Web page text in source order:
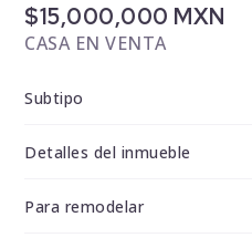
$15,000,000 MXN
CASA EN VENTA
Subtipo
Detalles del inmueble
Para remodelar